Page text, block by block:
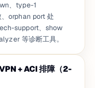
、type-1
orphan port 处
support、show
等诊断工具。
+ ACI 排障（2-